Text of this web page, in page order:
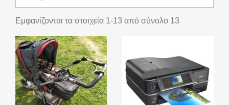
Εμφανίζονται τα στοιχεία 1-13 από σύνολο 13